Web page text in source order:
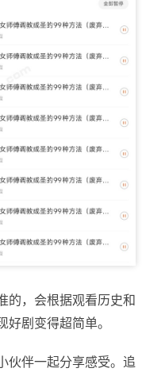
的，会根据观看历史和
剧变得超简单。
伙伴一起分享感受。追